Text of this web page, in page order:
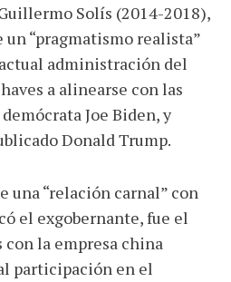
Solís (2014-2018),
un “pragmatismo realista”
administración del
a alinearse con las
Joe Biden, y
Donald Trump.
una “relación carnal” con
el exgobernante, fue el
la empresa china
participación en el